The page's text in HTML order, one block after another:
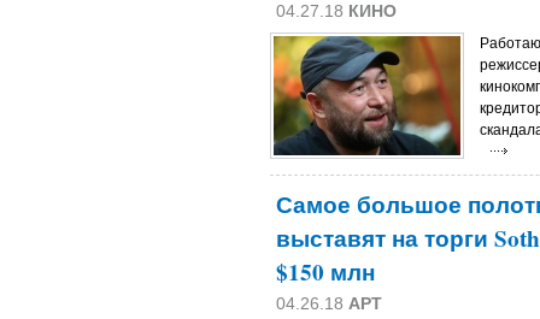
04.27.18 КИНО
Самое большое
выставят на торги
$150 млн
04.26.18 АРТ